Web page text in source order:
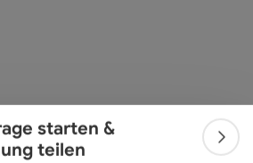
starten &
teilen